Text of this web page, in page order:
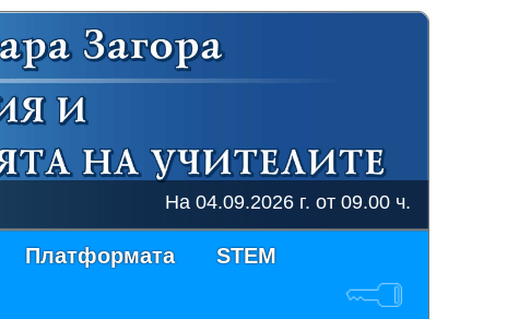
На 04.09.2026 г. от 09.00 ч. ще се
Платформата
STEM